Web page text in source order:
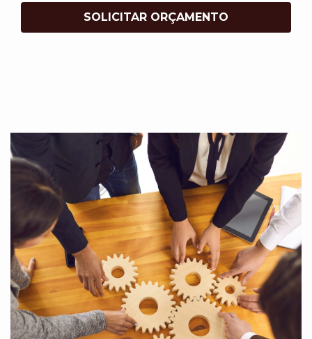
SOLICITAR ORÇAMENTO